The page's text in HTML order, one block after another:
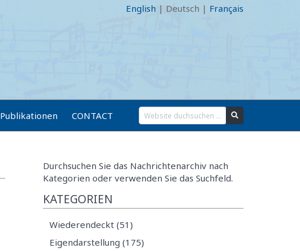
English | Deutsch | Français
Publikationen CONTACT
Durchsuchen Sie das Nachrichtenarchiv nach
Kategorien oder verwenden Sie das Suchfeld.
KATEGORIEN
Wiederendeckt (51)
Eigendarstellung (175)